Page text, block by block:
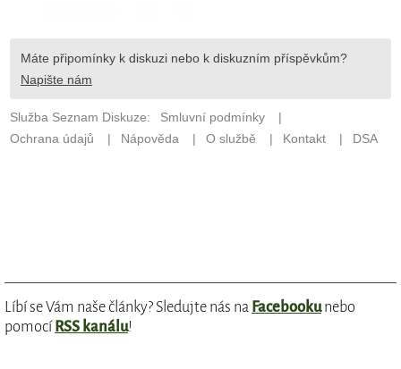
Líbí se Vám naše články? Sledujte nás na Facebookunebo
pomocíRSS kanálu!